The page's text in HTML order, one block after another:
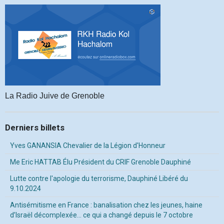
La Radio Juive de Grenoble
Derniers billets
Yves GANANSIA Chevalier de la Légion d'Honneur
Me Eric HATTAB Élu Président du CRIF Grenoble Dauphiné
Lutte contre l'apologie du terrorisme, Dauphiné Libéré du
9.10.2024
Antisémitisme en France : banalisation chez les jeunes, haine
d’Israël décomplexée… ce qui a changé depuis le 7 octobre